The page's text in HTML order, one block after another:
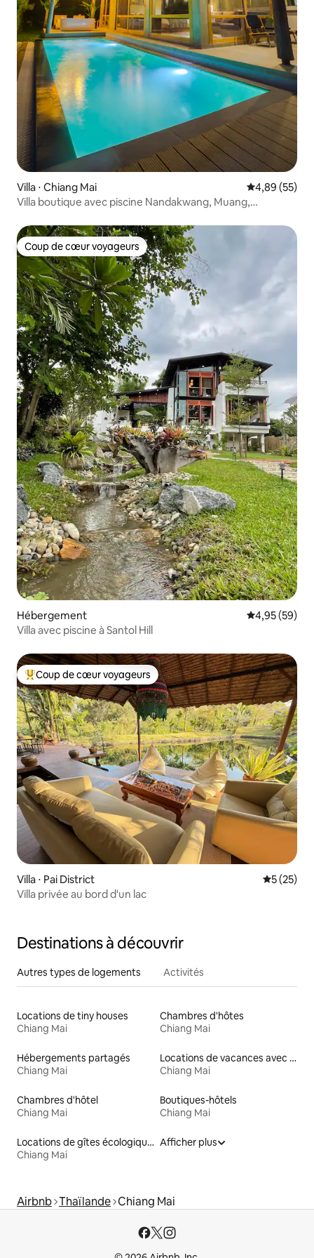
Villa ⋅ Chiang Mai Évaluation
4,89 (55)
Villa boutique avec piscine Nandakwang, Muang,
Coup de cœur voyageurs
Coup de cœur voyageurs
Hébergement Évaluation
4,95 (59)
Villa avec piscine à Santol Hill
Coups de cœur voyageurs les plus appréciés
Coup de cœur voyageurs
Villa ⋅ Pai District
5 (25)
Villa privée au bord d'un lac
Destinations à découvrir
Autres types de logements Activités
Locations de tiny houses
Chiang Mai
Chambres d'hôtes
Chiang Mai
Hébergements partagés
Chiang Mai
Locations de vacances avec piscine
Chiang Mai
Chambres d'hôtel
Chiang Mai
Boutiques-hôtels
Chiang Mai
Locations de gîtes écologiques
Chiang Mai
Afficher plus
Airbnb Thaïlande Chiang Mai